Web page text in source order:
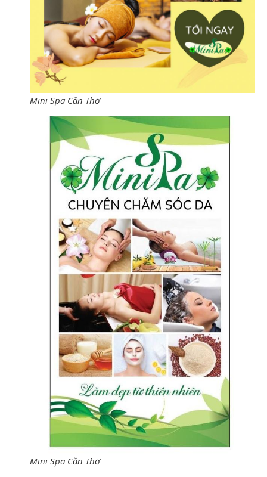
Mini Spa Cần Thơ
Mini Spa Cần Thơ